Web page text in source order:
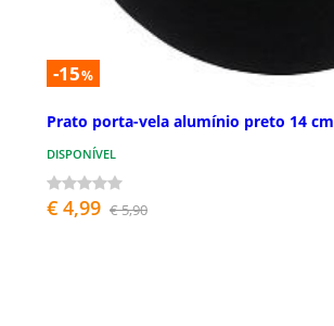
-15%
Prato porta-vela alumínio preto 14 cm
DISPONÍVEL
€ 4,99 € 5,90